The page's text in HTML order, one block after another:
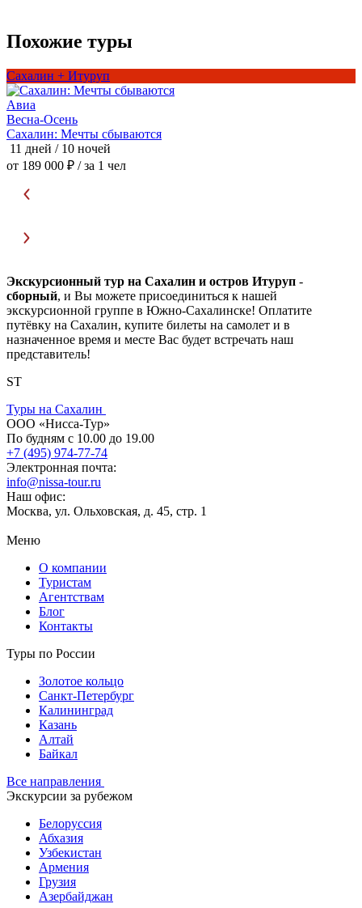
Похожие туры
Сахалин + Итуруп
Авиа
Весна-Осень
Сахалин: Мечты сбываются
11 дней / 10 ночей
от 189 000 ₽ / за 1 чел
Экскурсионный тур на Сахалин и остров Итуруп -
сборный, и Вы можете присоединиться к нашей
экскурсионной группе в Южно-Сахалинске! Оплатите
путёвку на Сахалин, купите билеты на самолет и в
назначенное время и месте Вас будет встречать наш
представитель!
ST
Туры на Сахалин
ООО «Нисса-Тур»
По будням с 10.00 до 19.00
+7 (495) 974-77-74
Электронная почта:
info@nissa-tour.ru
Наш офис:
Москва, ул. Ольховская, д. 45, стр. 1
Меню
О компании
Туристам
Агентствам
Блог
Контакты
Туры по России
Золотое кольцо
Санкт-Петербург
Калининград
Казань
Алтай
Байкал
Все направления
Экскурсии за рубежом
Белоруссия
Абхазия
Узбекистан
Армения
Грузия
Азербайджан